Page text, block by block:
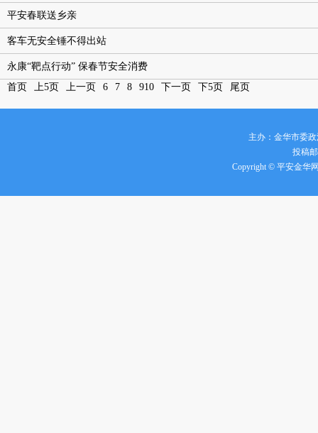
平安春联送乡亲
客车无安全锤不得出站
永康“靶点行动” 保春节安全消费
首页
上5页 上一页 6 7 8 910 下一页 下5页 尾页
主办：金华市委
投稿
Copyright © 平安金华